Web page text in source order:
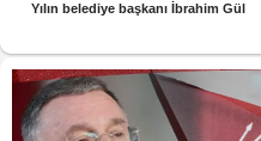
Yılın belediye başkanı İbrahim Gül